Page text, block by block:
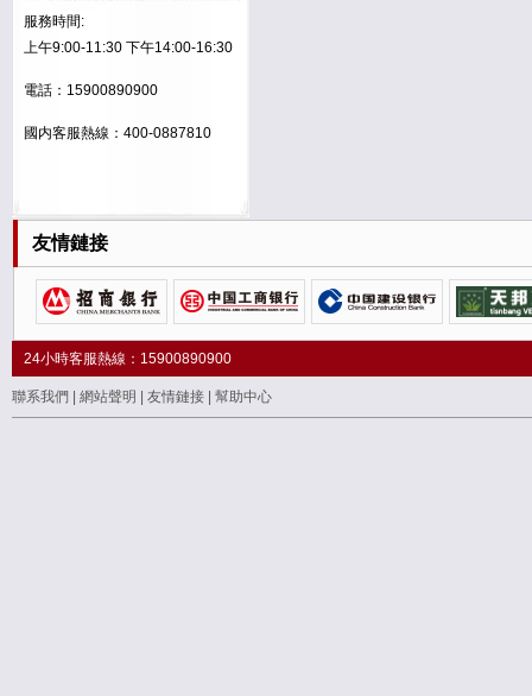
标本人之寶
義邑天視
豫川
豐典
華佗
服務時間:
上午9:00-11:30 下午14:00-16:30
電話：15900890900
國内客服熱線：400-0887810
友情鏈接
24小時客服熱線：15900890900
聯系我們 網站聲明 友情鏈接 幫助中心